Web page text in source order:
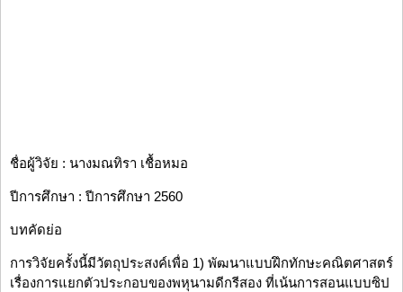
ชื่อผู้วิจัย : นางมณทิรา เชื้อหมอ
ปีการศึกษา : ปีการศึกษา 2560
บทคัดย่อ
การวิจัยครั้งนี้มีวัตถุประสงค์เพื่อ 1) พัฒนาแบบฝึกทักษะคณิตศาสตร์
เรื่องการแยกตัวประกอบของพหุนามดีกรีสอง ที่เน้นการสอนแบบซิป